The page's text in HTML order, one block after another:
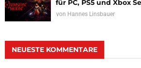
für PC, PS5 und Xbox
von Hannes Linsbauer
NEUESTE KOMMENTARE